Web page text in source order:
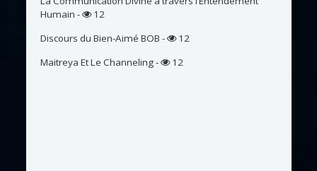
Humain -
12
Discours du Bien-Aimé BOB -
12
Maitreya Et Le Channeling- 12